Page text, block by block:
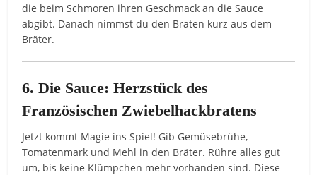
die beim Schmoren ihren Geschmack an die Sauce
abgibt. Danach nimmst du den Braten kurz aus dem
Bräter.
6. Die Sauce: Herzstück des
Französischen Zwiebelhackbratens
Jetzt kommt Magie ins Spiel! Gib Gemüsebrühe,
Tomatenmark und Mehl in den Bräter. Rühre alles gut
um, bis keine Klümpchen mehr vorhanden sind. Diese